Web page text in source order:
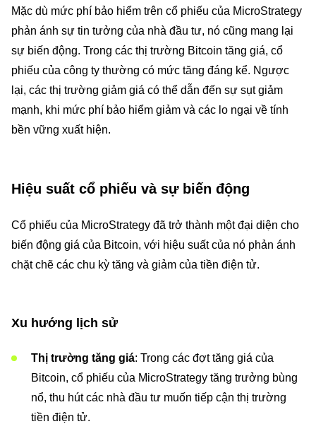
Mặc dù mức phí bảo hiểm trên cổ phiếu của MicroStrategy
phản ánh sự tin tưởng của nhà đầu tư, nó cũng mang lại
sự biến động. Trong các thị trường Bitcoin tăng giá, cổ
phiếu của công ty thường có mức tăng đáng kể. Ngược
lại, các thị trường giảm giá có thể dẫn đến sự sụt giảm
mạnh, khi mức phí bảo hiểm giảm và các lo ngại về tính
bền vững xuất hiện.
Hiệu suất cổ phiếu và sự biến động
Cổ phiếu của MicroStrategy đã trở thành một đại diện cho
biến động giá của Bitcoin, với hiệu suất của nó phản ánh
chặt chẽ các chu kỳ tăng và giảm của tiền điện tử.
Xu hướng lịch sử
Thị trường tăng giá: Trong các đợt tăng giá của
Bitcoin, cổ phiếu của MicroStrategy tăng trưởng bùng
nổ, thu hút các nhà đầu tư muốn tiếp cận thị trường
tiền điện tử.